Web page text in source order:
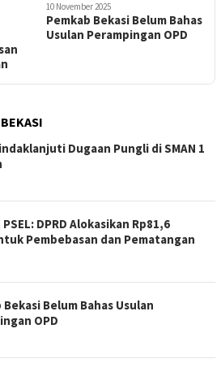
7 November 2025
DPRD Kabupaten Bekasi
Usul Perampingan OPD
Dugaan Pungli di SMAN 1
DPRD Alokasikan Rp81,6
Pembebasan dan Pematangan
Bekasi Belum Bahas Usulan
OPD